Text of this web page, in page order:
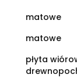
matowe
matowe
płyta